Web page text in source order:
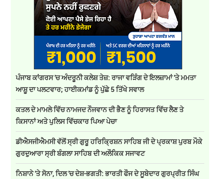
ਪੰਜਾਬ ਕਾਂਗਰਸ 'ਚ ਅੰਦਰੂਨੀ ਕਲੇਸ਼ ਤੇਜ਼: ਰਾਜਾ ਵੜਿੰਗ ਦੇ ਇਲਜ਼ਾਮਾਂ 'ਤੇ ਮਮਤਾ
ਆਸ਼ੂ ਦਾ ਪਲਟਵਾਰ; ਹਾਈਕਮਾਂਡ ਨੂੰ ਪੁੱਛੇ 5 ਤਿੱਖੇ ਸਵਾਲ
ਕਤਲ ਦੇ ਮਾਮਲੇ ਵਿੱਚ ਨਾਮਜਦ ਨੌਜਵਾਨ ਦੀ ਭੈਣ ਨੂੰ ਹਿਰਾਸਤ ਵਿੱਚ ਲੈਣ ਤੇ
ਕਿਸਾਨਾਂ ਅਤੇ ਪੁਲਿਸ ਵਿੱਚਕਾਰ ਪਿਆ ਪੇਚਾ
ਡੀਐਸਜੀਐਮਸੀ ਵੱਲੋਂ ਸ੍ਰੀ ਗੁਰੂ ਹਰਿਕ੍ਰਿਸ਼ਨ ਸਾਹਿਬ ਜੀ ਦੇ ਪ੍ਰਕਾਸ਼ ਪੁਰਬ ਮੌਕੇ
ਗੁਰਦੁਆਰਾ ਸ੍ਰੀ ਬੰਗਲਾ ਸਾਹਿਬ ਦੀ ਅਲੌਕਿਕ ਸਜਾਵਟ
ਨਿਸ਼ਾਨੇ 'ਤੇ ਸੋਨਾ, ਦਿਲ 'ਚ ਦੇਸ਼-ਭਗਤੀ: ਭਾਰਤੀ ਫੌਜ ਦੇ ਸੂਬੇਦਾਰ ਗੁਰਪ੍ਰੀਤ ਸਿੰਘ